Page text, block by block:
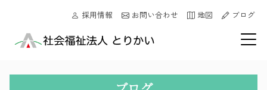
採用情報 お問い合わせ 地図 ブログ